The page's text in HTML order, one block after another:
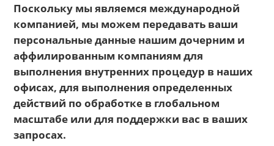
Поскольку мы являемся международной
компанией, мы можем передавать ваши
персональные данные нашим дочерним и
аффилированным компаниям для
выполнения внутренних процедур в наших
офисах, для выполнения определенных
действий по обработке в глобальном
масштабе или для поддержки вас в ваших
запросах.